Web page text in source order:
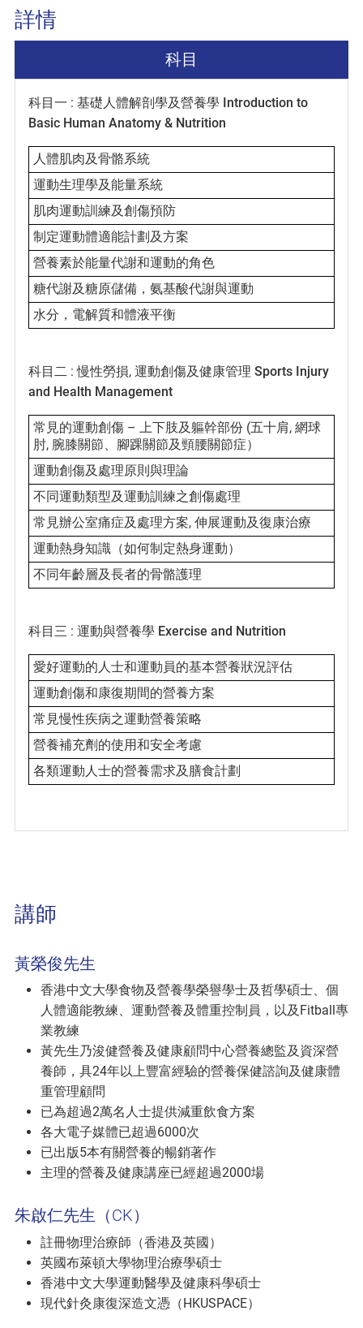
詳情
科目
科目一 : 基礎人體解剖學及營養學 Introduction to
Basic Human Anatomy & Nutrition
人體肌肉及骨骼系統
運動生理學及能量系統
肌肉運動訓練及創傷預防
制定運動體適能計劃及方案
營養素於能量代謝和運動的角色
糖代謝及糖原儲備，氨基酸代謝與運動
水分，電解質和體液平衡
科目二 : 慢性勞損, 運動創傷及健康管理 Sports Injury
and Health Management
常見的運動創傷 – 上下肢及軀幹部份 (五十肩, 網球
肘, 腕膝關節、腳踝關節及頸腰關節症）
運動創傷及處理原則與理論
不同運動類型及運動訓練之創傷處理
常見辦公室痛症及處理方案, 伸展運動及復康治療
運動熱身知識（如何制定熱身運動）
不同年齡層及長者的骨骼護理
科目三 : 運動與營養學 Exercise and Nutrition
愛好運動的人士和運動員的基本營養狀況評估
運動創傷和康復期間的營養方案
常見慢性疾病之運動營養策略
營養補充劑的使用和安全考慮
各類運動人士的營養需求及膳食計劃
講師
黃榮俊先生
香港中文大學食物及營養學榮譽學士及哲學碩士、個
人體適能教練、運動營養及體重控制員，以及Fitball專
業教練
黃先生乃浚健營養及健康顧問中心營養總監及資深營
養師，具24年以上豐富經驗的營養保健諮詢及健康體
重管理顧問
已為超過2萬名人士提供減重飲食方案
各大電子媒體已超過6000次
已出版5本有關營養的暢銷著作
主理的營養及健康講座已經超過2000場
朱啟仁先生（CK）
註冊物理治療師（香港及英國）
英國布萊頓大學物理治療學碩士
香港中文大學運動醫學及健康科學碩士
現代針灸康復深造文憑（HKUSPACE）